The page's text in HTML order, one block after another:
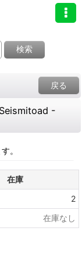
検索
戻る
-
。
在庫
2
在庫なし